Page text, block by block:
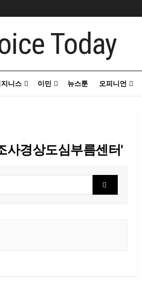
지니스 이민 뉴스툰 오피니언
사경상도심부름센터'